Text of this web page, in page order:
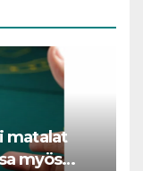
matalat
myös